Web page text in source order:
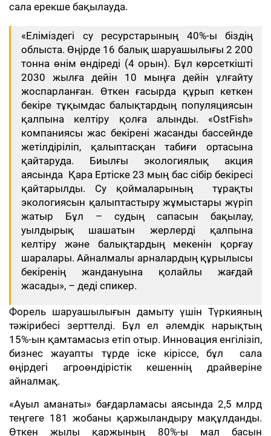
сала ерекше бақылауда.
«Еліміздегі су ресурстарының 40%-ы біздің
облыста. Өңірде 16 балық шаруашылығы 2 200
тонна өнім өндіреді (4 орын). Бұл көрсеткішті
2030 жылға дейін 10 мыңға дейін ұлғайту
жоспарланған. Өткен ғасырда құрып кеткен
бекіре тұқымдас балықтардың популяциясын
қалпына келтіру қолға алынды. «OstFish»
компаниясы жас бекірені жасанды бассейнде
жетілдіріліп, қалыптасқан табиғи ортасына
қайтаруда. Биылғы экологиялық акция
аясында Қара Ертіске 23 мың бас сібір бекіресі
қайтарылды. Су қоймаларының тұрақты
экологиясын қалыптастыру жұмыстары жүріп
жатыр Бұл – судың сапасын бақылау,
уылдырық шашатын жерлерді қалпына
келтіру және балықтардың мекенін қорғау
шаралары. Айналмалы арналардың құрылысы
бекіренің жандануына қолайлы жағдай
жасады», – деді спикер.
Форель шаруашылығын дамыту үшін Түркияның
тәжірибесі зерттелді. Бұл ел әлемдік нарықтың
15%-ын қамтамасыз етіп отыр. Инновация енгілізіп,
бизнес жауапты тұрде іске кіріссе, бұл сала
өңірдегі агроөндірістік кешеннің драйверіне
айналмақ.
«Ауыл аманаты» бағдарламасы аясында 2,5 млрд
теңгеге 181 жобаны қаржыландыру мақұлданды.
Өткен жылы қаржының 80%-ы мал басын